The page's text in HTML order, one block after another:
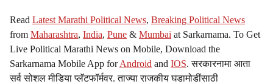
Read Latest Marathi Political News, Breaking Political News
from Maharashtra, India, Pune & Mumbai at Sarkarnama. To Get
Live Political Marathi News on Mobile, Download the
Sarkarnama Mobile App forAndroid and IOS. सरकारनामा आता
सर्व सोशल मीडिया प्लॅटफॉर्मवर. ताज्या राजकीय घडामोडींसाठी